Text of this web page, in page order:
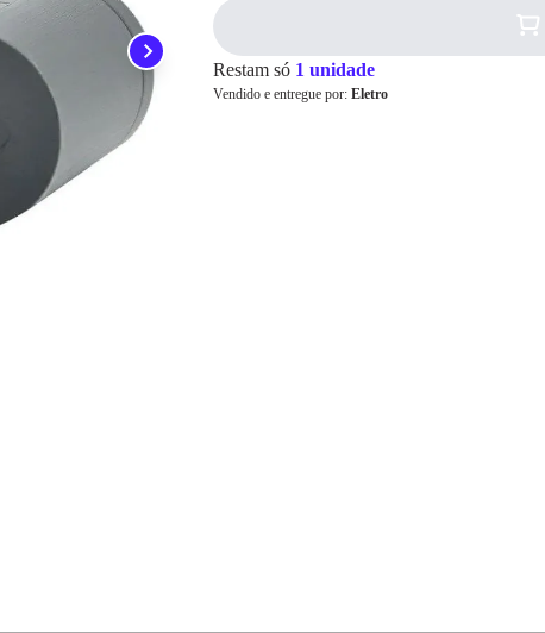
com a devolução grátis em até 7 dias.
de
Para pagamento via PIX será gerada uma chave e um QR
Code ao finalizar o processo de compra.
Restam só 1 unidade
Vendido e entregue por: Eletro